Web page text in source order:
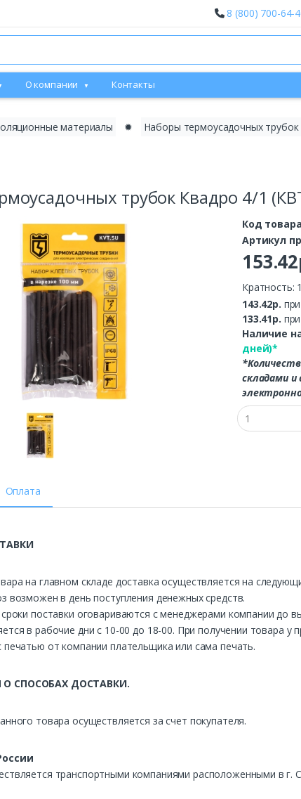
8 (800) 700-64-
О компании Контакты
материалы ✹ Наборы термоусадочных трубок
трубок Квадро 4/1
Код товара
Артикул
Кратность:
143.42р.
133.41р.
Наличие
дней)*
складами
Оплата
на главном складе доставка осуществляется на
возможен в день поступления денежных средств.
поставки оговариваются с менеджерами компании до
в рабочие дни с 10-00 до 18-00. При получении товара у
печатью от компании плательщика или сама печать.
СПОСОБАХ ДОСТАВКИ.
товара осуществляется за счет покупателя.
транспортными компаниями расположенными в г.